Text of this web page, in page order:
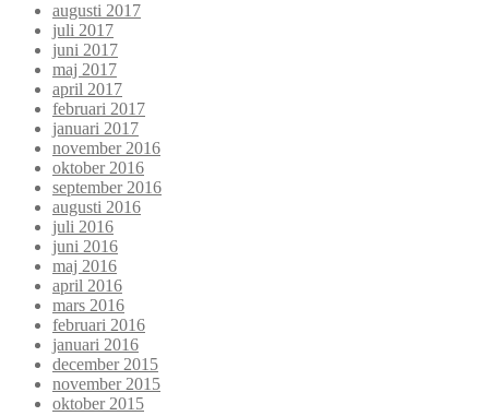
augusti 2017
juli 2017
juni 2017
maj 2017
april 2017
februari 2017
januari 2017
november 2016
oktober 2016
september 2016
augusti 2016
juli 2016
juni 2016
maj 2016
april 2016
mars 2016
februari 2016
januari 2016
december 2015
november 2015
oktober 2015